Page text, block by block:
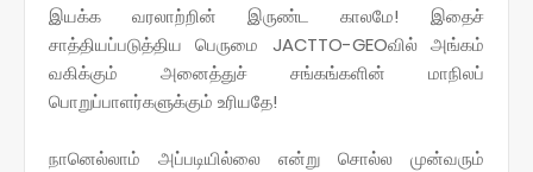
இயக்க வரலாற்றின் இருண்ட காலமே! இதைச்
சாத்தியப்படுத்திய பெருமை JACTTO-GEOவில் அங்கம்
வகிக்கும் அனைத்துச் சங்கங்களின் மாநிலப்
பொறுப்பாளர்களுக்கும் உரியதே!
நானெல்லாம் அப்படியில்லை என்று சொல்ல முன்வரும்